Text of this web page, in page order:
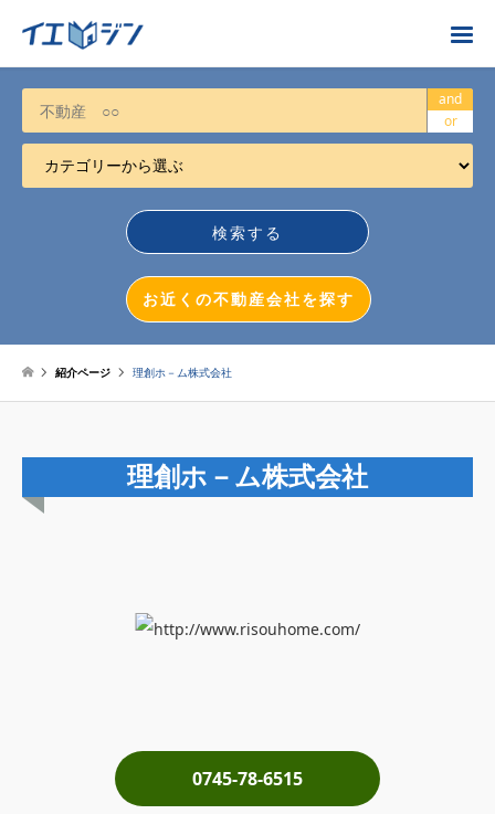
お近くの不動産会社を探す
カテゴリーから選ぶ
不動産売却
不動産投資
マンション売却
土地売却
利用規約について
掲載受付窓口はこちら
and
or
お近くの不動産会社を探す
紹介ページ 理創ホ－ム株式会社
理創ホ－ム株式会社
0745-78-6515